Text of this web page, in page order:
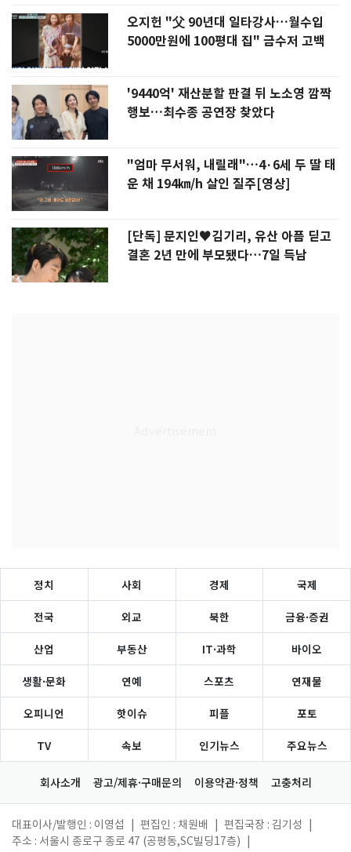
오지헌 "父 90년대 일타강사…월수입
5000만원에 100평대 집" 금수저 고백
'9440억' 재산분할 판결 뒤 노소영 깜짝
행보…최수종 공연장 찾았다
"엄마 무서워, 내릴래"…4·6세 두 딸 태
운 채 194㎞/h 살인 질주[영상]
[단독] 문지인♥김기리, 유산 아픔 딛고
결혼 2년 만에 부모됐다…7일 득남
정치 사회 경제 국제
전국 외교 북한 금융·증권
산업 부동산 IT·과학 바이오
생활·문화 연예 스포츠 연재물
오피니언 핫이슈 피플 포토
TV 속보 인기뉴스 주요뉴스
회사소개 광고/제휴·구매문의 이용약관·정책 고충처리
대표이사/발행인 : 이영섭 편집인 : 채원배 편집국장 : 김기성
주소 : 서울시 종로구 종로 47 (공평동,SC빌딩17층)